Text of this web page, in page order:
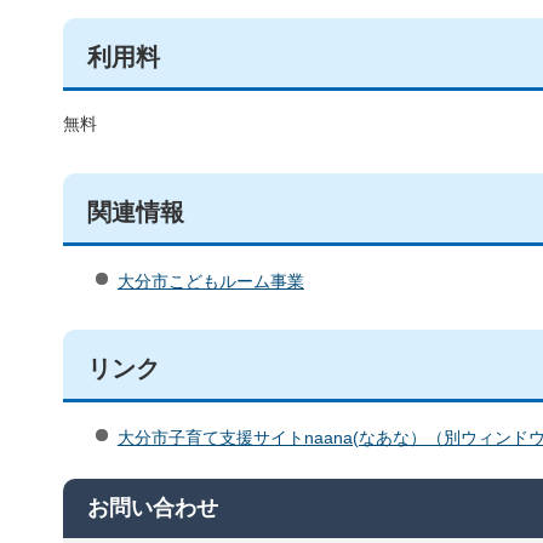
利用料
無料
関連情報
大分市こどもルーム事業
リンク
大分市子育て支援サイトnaana(なあな）（別ウィンドウ
お問い合わせ